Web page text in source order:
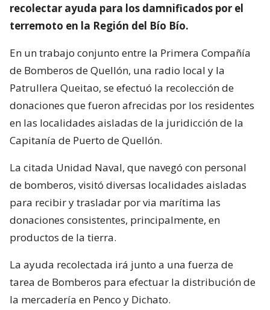
recolectar ayuda para los damnificados por el
terremoto en la Región del Bío Bío.
En un trabajo conjunto entre la Primera Compañía
de Bomberos de Quellón, una radio local y la
Patrullera Queitao, se efectuó la recolección de
donaciones que fueron afrecidas por los residentes
en las localidades aisladas de la juridicción de la
Capitanía de Puerto de Quellón.
La citada Unidad Naval, que navegó con personal
de bomberos, visitó diversas localidades aisladas
para recibir y trasladar por via marítima las
donaciones consistentes, principalmente, en
productos de la tierra.
La ayuda recolectada irá junto a una fuerza de
tarea de Bomberos para efectuar la distribución de
la mercadería en Penco y Dichato.